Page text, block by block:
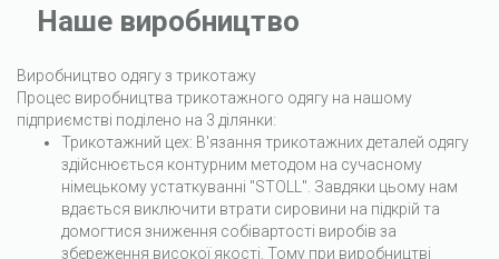
Наше виробництво
Виробництво одягу з трикотажу
Процес виробництва трикотажного одягу на нашому
підприємстві поділено на 3 ділянки:
Трикотажний цех: В'язання трикотажних деталей одягу
здійснюється контурним методом на сучасному
німецькому устаткуванні "STOLL". Завдяки цьому нам
вдається виключити втрати сировини на підкрій та
домогтися зниження собівартості виробів за
збереження високої якості. Тому при виробництві